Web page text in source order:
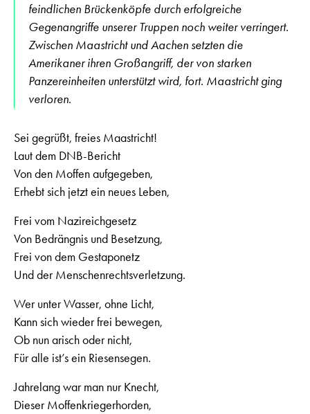
feindlichen Brückenköpfe durch erfolgreiche
Gegenangriffe unserer Truppen noch weiter verringert.
Zwischen Maastricht und Aachen setzten die
Amerikaner ihren Großangriff, der von starken
Panzereinheiten unterstützt wird, fort. Maastricht ging
verloren.
Sei gegrüßt, freies Maastricht!
Laut dem DNB-Bericht
Von den Moffen aufgegeben,
Erhebt sich jetzt ein neues Leben,
Frei vom Nazireichgesetz
Von Bedrängnis und Besetzung,
Frei von dem Gestaponetz
Und der Menschenrechtsverletzung.
Wer unter Wasser, ohne Licht,
Kann sich wieder frei bewegen,
Ob nun arisch oder nicht,
Für alle ist’s ein Riesensegen.
Jahrelang war man nur Knecht,
Dieser Moffenkriegerhorden,